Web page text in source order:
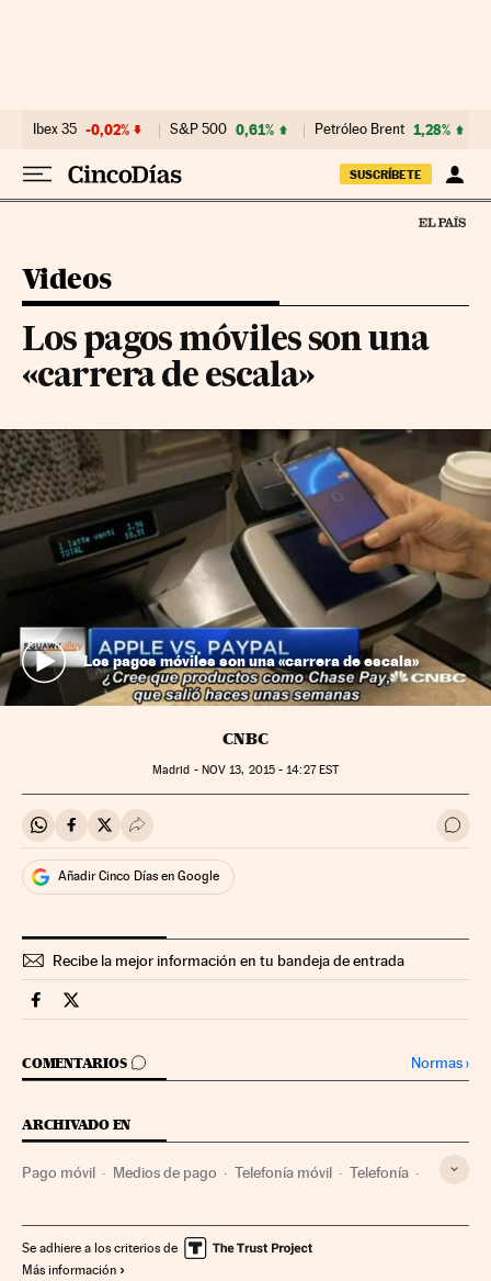
Ibex 35 -0,02% S&P 500 0,61% Petróleo Brent 1,28%
SUSCRÍBETE
Videos
Los pagos móviles son una
«carrera de escala»
Los pagos móviles son una «carrera de escala»
CNBC
Madrid - NOV 13, 2015 - 14:27EST
Compartir en Whatsapp
Compartir en Facebook
Compartir en Twitter
Desplegar Redes Sociales Ir a
Añadir Cinco Días en Google
Recibe la mejor información en tu bandeja de entrada
Videos Cinco Días en Facebook
Videos Cinco Días en Twitter
COMENTARIOS
IR A LOS COMENTARIOS Normas›
ARCHIVADO EN
Pago móvil Medios de pago Telefonía móvil Telefonía
Tecnologías movilidad Tecnología Ciencia
Se adhiere a los criterios de
Más información